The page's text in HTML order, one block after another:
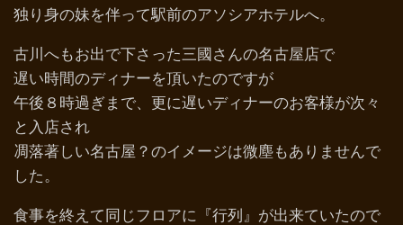
独り身の妹を伴って駅前のアソシアホテルへ。
古川へもお出で下さった三國さんの名古屋店で
遅い時間のディナーを頂いたのですが
午後８時過ぎまで、更に遅いディナーのお客様が次々
と入店され
凋落著しい名古屋？のイメージは微塵もありませんで
した。
食事を終えて同じフロアに『行列』が出来ていたので